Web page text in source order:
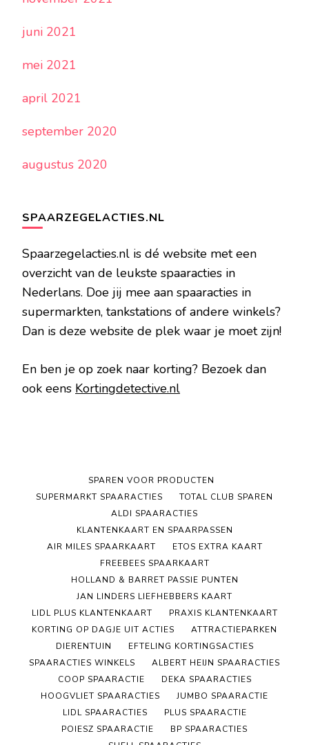
juni 2021
mei 2021
april 2021
september 2020
augustus 2020
SPAARZEGELACTIES.NL
Spaarzegelacties.nl is dé website met een
overzicht van de leukste spaaracties in
Nederlans. Doe jij mee aan spaaracties in
supermarkten, tankstations of andere winkels?
Dan is deze website de plek waar je moet zijn!
En ben je op zoek naar korting? Bezoek dan
ook eens Kortingdetective.nl
SPAREN VOOR PRODUCTEN
SUPERMARKT SPAARACTIES
TOTAL CLUB SPAREN
ALDI SPAARACTIES
KLANTENKAART EN SPAARPASSEN
AIR MILES SPAARKAART
ETOS EXTRA KAART
FREEBEES SPAARKAART
HOLLAND & BARRET PASSIE PUNTEN
JAN LINDERS LIEFHEBBERS KAART
LIDL PLUS KLANTENKAART
PRAXIS KLANTENKAART
KORTING OP DAGJE UIT ACTIES
ATTRACTIEPARKEN
DIERENTUIN
EFTELING KORTINGSACTIES
SPAARACTIES WINKELS
ALBERT HEIJN SPAARACTIES
COOP SPAARACTIE
DEKA SPAARACTIES
HOOGVLIET SPAARACTIES
JUMBO SPAARACTIE
LIDL SPAARACTIES
PLUS SPAARACTIE
POIESZ SPAARACTIE
BP SPAARACTIES